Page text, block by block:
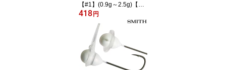
【#1】(0.9g～2.5g)【ジ
グヘッド】カツイチ
418 円